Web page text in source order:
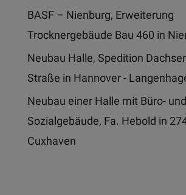
BASF – Nienburg, Erweiterung
Trocknergebäude Bau 460 in
Neubau Halle, Spedition
Straße in Hannover -
Neubau einer Halle mit Büro- und
Sozialgebäude, Fa. Hebold in
Cuxhaven